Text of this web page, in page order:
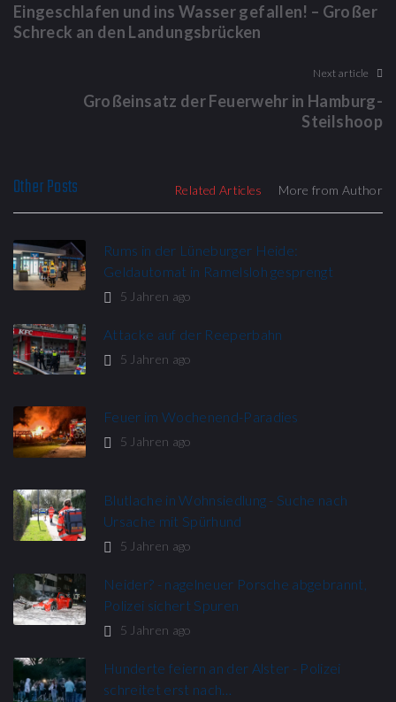
Eingeschlafen und ins Wasser gefallen! – Großer
Schreck an den Landungsbrücken
Next article
Großeinsatz der Feuerwehr in Hamburg-
Steilshoop
Other Posts Related Articles More from Author
Rums in der Lüneburger Heide:
Geldautomat in Ramelsloh gesprengt
5 Jahren ago
Attacke auf der Reeperbahn
5 Jahren ago
Feuer im Wochenend-Paradies
5 Jahren ago
Blutlache in Wohnsiedlung - Suche nach
Ursache mit Spürhund
5 Jahren ago
Neider? - nagelneuer Porsche abgebrannt,
Polizei sichert Spuren
5 Jahren ago
Hunderte feiern an der Alster - Polizei
schreitet erst nach…